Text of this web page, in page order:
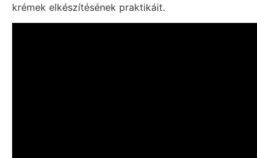
krémek elkészítésének praktikáit.